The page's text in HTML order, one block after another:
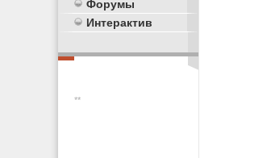
Форумы
Интерактив
**